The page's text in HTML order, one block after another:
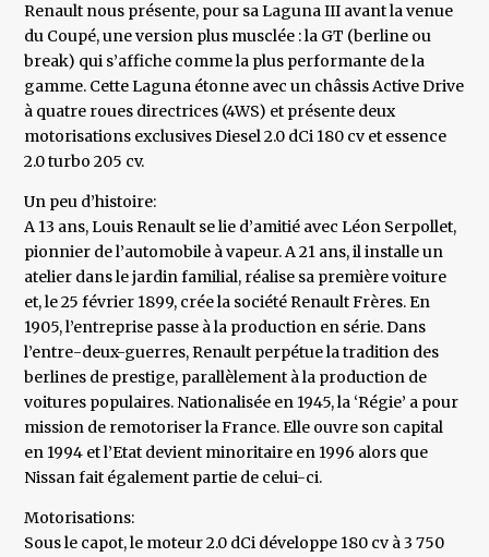
Renault nous présente, pour sa Laguna III avant la venue
du Coupé, une version plus musclée : la GT (berline ou
break) qui s’affiche comme la plus performante de la
gamme. Cette Laguna étonne avec un châssis Active Drive
à quatre roues directrices (4WS) et présente deux
motorisations exclusives Diesel 2.0 dCi 180 cv et essence
2.0 turbo 205 cv.
Un peu d’histoire:
A 13 ans, Louis Renault se lie d’amitié avec Léon Serpollet,
pionnier de l’automobile à vapeur. A 21 ans, il installe un
atelier dans le jardin familial, réalise sa première voiture
et, le 25 février 1899, crée la société Renault Frères. En
1905, l’entreprise passe à la production en série. Dans
l’entre-deux-guerres, Renault perpétue la tradition des
berlines de prestige, parallèlement à la production de
voitures populaires. Nationalisée en 1945, la ‘Régie’ a pour
mission de remotoriser la France. Elle ouvre son capital
en 1994 et l’Etat devient minoritaire en 1996 alors que
Nissan fait également partie de celui-ci.
Motorisations:
Sous le capot, le moteur 2.0 dCi développe 180 cv à 3 750